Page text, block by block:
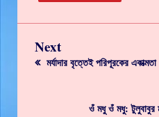
Next
মর্যাদার বৃত্তেই পরিপূরকের একাত্মতা
ওঁ মধু ওঁ মধু: টুলুবাবুর